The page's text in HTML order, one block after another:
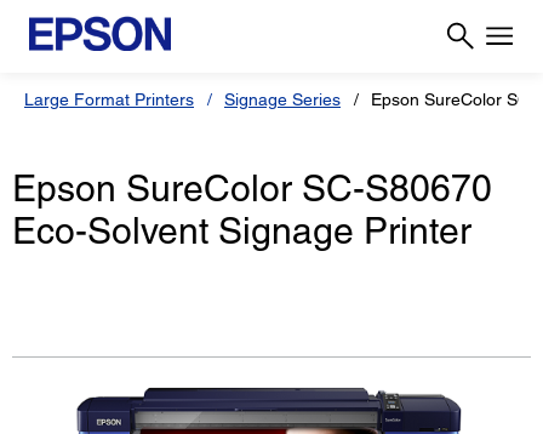
Large Format Printers Signage Series Epson SureColor SC-
Epson SureColor SC-S80670
Eco-Solvent Signage Printer